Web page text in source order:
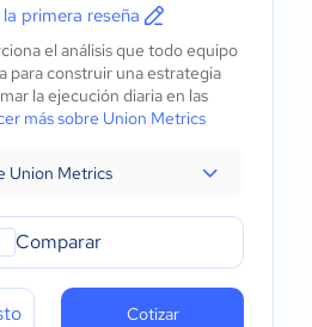
primera reseña
el análisis que todo equipo
para construir una estrategia
la ejecución diaria en las
más sobre Union Metrics
Union Metrics
Comparar
Cotizar